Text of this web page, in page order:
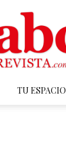
TU ESPACIO